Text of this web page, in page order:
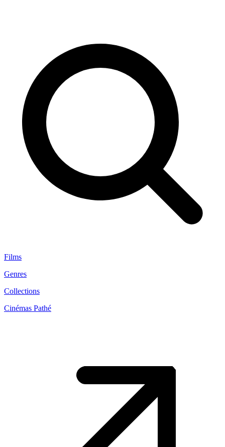
Films
Genres
Collections
Cinémas Pathé